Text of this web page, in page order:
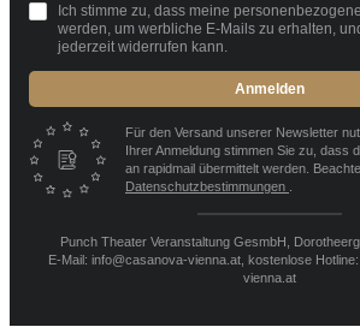
Ich stimme zu, dass meine
werden, um werbliche E-Mails zu erhalten,
jederzeit widerrufen kann.
Anmelden
Für den Versand unserer Newsletter
Ihrer Anmeldung stimmen Sie zu, dass
an rapidmail übermittelt werden.
Datenschutzbestimmungen
Punch Theater Veranstaltung GesmbH,
E-Mail: info@casanova-vienna.at, kostenlose
vienna.at